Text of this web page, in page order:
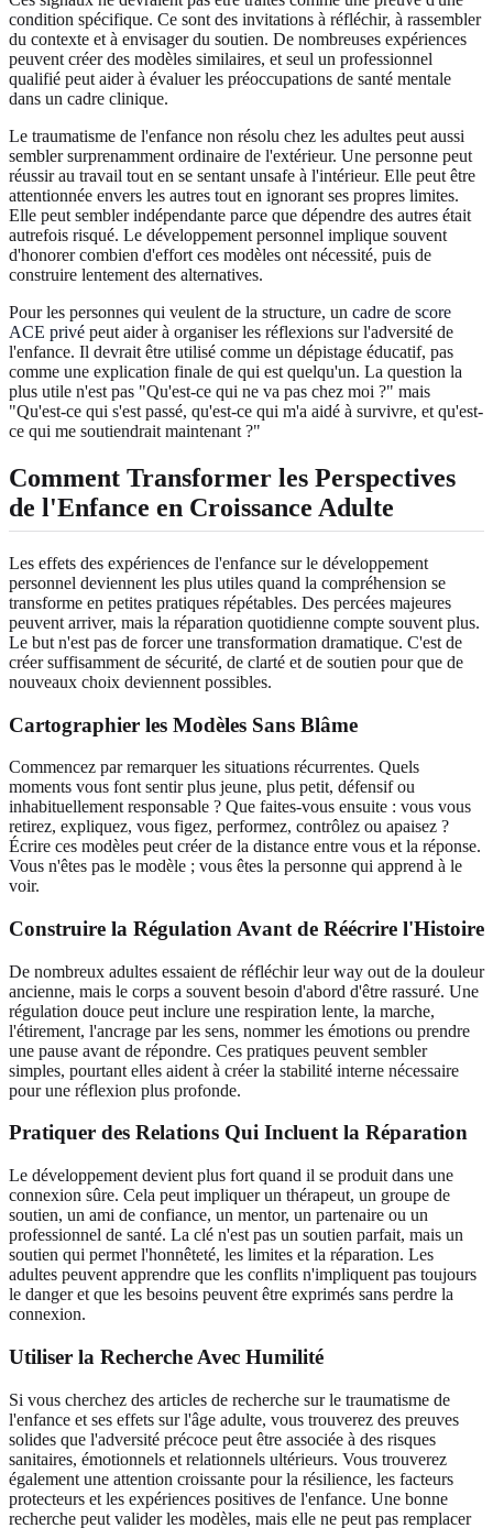
condition spécifique. Ce sont des invitations à réfléchir, à rassembler
du contexte et à envisager du soutien. De nombreuses expériences
peuvent créer des modèles similaires, et seul un professionnel
qualifié peut aider à évaluer les préoccupations de santé mentale
dans un cadre clinique.
Le traumatisme de l'enfance non résolu chez les adultes peut aussi
sembler surprenamment ordinaire de l'extérieur. Une personne peut
réussir au travail tout en se sentant unsafe à l'intérieur. Elle peut être
attentionnée envers les autres tout en ignorant ses propres limites.
Elle peut sembler indépendante parce que dépendre des autres était
autrefois risqué. Le développement personnel implique souvent
d'honorer combien d'effort ces modèles ont nécessité, puis de
construire lentement des alternatives.
Pour les personnes qui veulent de la structure, un cadre de score
ACE privé peut aider à organiser les réflexions sur l'adversité de
l'enfance. Il devrait être utilisé comme un dépistage éducatif, pas
comme une explication finale de qui est quelqu'un. La question la
plus utile n'est pas "Qu'est-ce qui ne va pas chez moi ?" mais
"Qu'est-ce qui s'est passé, qu'est-ce qui m'a aidé à survivre, et qu'est-
ce qui me soutiendrait maintenant ?"
Comment Transformer les Perspectives
de l'Enfance en Croissance Adulte
Les effets des expériences de l'enfance sur le développement
personnel deviennent les plus utiles quand la compréhension se
transforme en petites pratiques répétables. Des percées majeures
peuvent arriver, mais la réparation quotidienne compte souvent plus.
Le but n'est pas de forcer une transformation dramatique. C'est de
créer suffisamment de sécurité, de clarté et de soutien pour que de
nouveaux choix deviennent possibles.
Cartographier les Modèles Sans Blâme
Commencez par remarquer les situations récurrentes. Quels
moments vous font sentir plus jeune, plus petit, défensif ou
inhabituellement responsable ? Que faites-vous ensuite : vous vous
retirez, expliquez, vous figez, performez, contrôlez ou apaisez ?
Écrire ces modèles peut créer de la distance entre vous et la réponse.
Vous n'êtes pas le modèle ; vous êtes la personne qui apprend à le
voir.
Construire la Régulation Avant de Réécrire l'Histoire
De nombreux adultes essaient de réfléchir leur way out de la douleur
ancienne, mais le corps a souvent besoin d'abord d'être rassuré. Une
régulation douce peut inclure une respiration lente, la marche,
l'étirement, l'ancrage par les sens, nommer les émotions ou prendre
une pause avant de répondre. Ces pratiques peuvent sembler
simples, pourtant elles aident à créer la stabilité interne nécessaire
pour une réflexion plus profonde.
Pratiquer des Relations Qui Incluent la Réparation
Le développement devient plus fort quand il se produit dans une
connexion sûre. Cela peut impliquer un thérapeut, un groupe de
soutien, un ami de confiance, un mentor, un partenaire ou un
professionnel de santé. La clé n'est pas un soutien parfait, mais un
soutien qui permet l'honnêteté, les limites et la réparation. Les
adultes peuvent apprendre que les conflits n'impliquent pas toujours
le danger et que les besoins peuvent être exprimés sans perdre la
connexion.
Utiliser la Recherche Avec Humilité
Si vous cherchez des articles de recherche sur le traumatisme de
l'enfance et ses effets sur l'âge adulte, vous trouverez des preuves
solides que l'adversité précoce peut être associée à des risques
sanitaires, émotionnels et relationnels ultérieurs. Vous trouverez
également une attention croissante pour la résilience, les facteurs
protecteurs et les expériences positives de l'enfance. Une bonne
recherche peut valider les modèles, mais elle ne peut pas remplacer